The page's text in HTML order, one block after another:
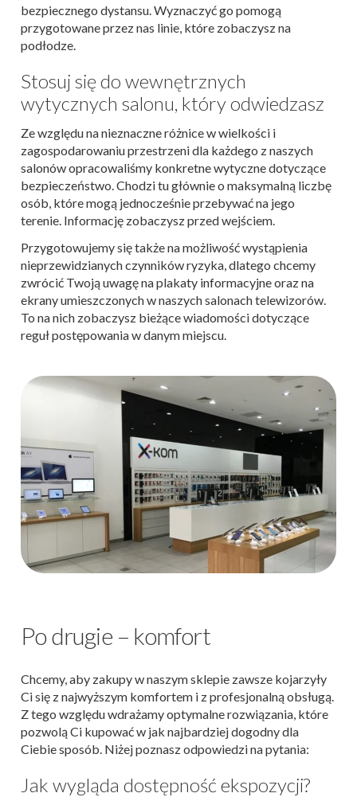
bezpiecznego dystansu. Wyznaczyć go pomogą
przygotowane przez nas linie, które zobaczysz na
podłodze.
Stosuj się do wewnętrznych
wytycznych salonu, który odwiedzasz
Ze względu na nieznaczne różnice w wielkości i
zagospodarowaniu przestrzeni dla każdego z naszych
salonów opracowaliśmy konkretne wytyczne dotyczące
bezpieczeństwo. Chodzi tu głównie o maksymalną liczbę
osób, które mogą jednocześnie przebywać na jego
terenie. Informację zobaczysz przed wejściem.
Przygotowujemy się także na możliwość wystąpienia
nieprzewidzianych czynników ryzyka, dlatego chcemy
zwrócić Twoją uwagę na plakaty informacyjne oraz na
ekrany umieszczonych w naszych salonach telewizorów.
To na nich zobaczysz bieżące wiadomości dotyczące
reguł postępowania w danym miejscu.
Po drugie – komfort
Chcemy, aby zakupy w naszym sklepie zawsze kojarzyły
Ci się z najwyższym komfortem i z profesjonalną obsługą.
Z tego względu wdrażamy optymalne rozwiązania, które
pozwolą Ci kupować w jak najbardziej dogodny dla
Ciebie sposób. Niżej poznasz odpowiedzi na pytania:
Jak wygląda dostępność ekspozycji?